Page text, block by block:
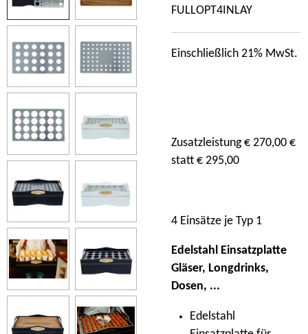
FULLOPT4INLAY
Einschließlich 21% MwSt.
Zusatzleistung € 270,00 €
statt € 295,00
4 Einsätze je Typ 1
Edelstahl Einsatzplatte
Gläser, Longdrinks,
Dosen, ...
Edelstahl